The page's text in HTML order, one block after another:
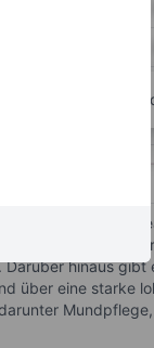
Diagramm-
der Consumer-
mit globalen
hinaus gibt
über eine starke